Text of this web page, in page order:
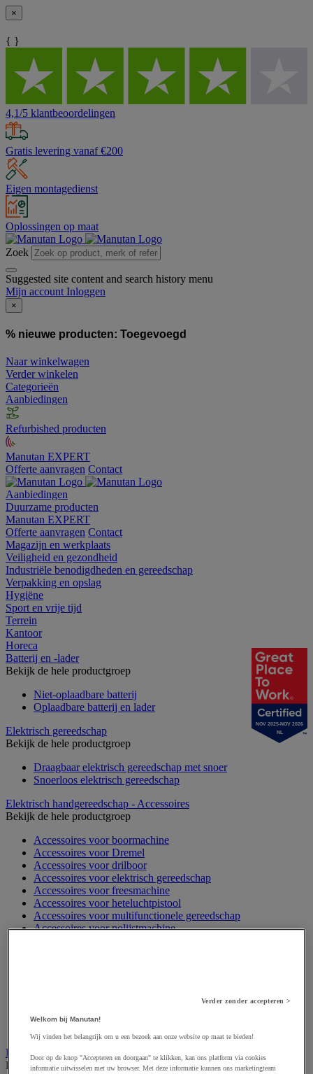
×
{ }
4,1/5 klantbeoordelingen
Gratis levering vanaf €200
Eigen montagedienst
Oplossingen op maat
Zoek
Suggested site content and search history menu
Mijn account Inloggen
×
% nieuwe producten: Toegevoegd
Naar winkelwagen
Verder winkelen
Categorieën
Aanbiedingen
Refurbished producten
Manutan EXPERT
Offerte aanvragen Contact
Aanbiedingen
Duurzame producten
Manutan EXPERT
Offerte aanvragen Contact
Magazijn en werkplaats
Veiligheid en gezondheid
Industriële benodigdheden en gereedschap
Verpakking en opslag
Hygiëne
Sport en vrije tijd
Terrein
Kantoor
Horeca
Batterij en -lader
Bekijk de hele productgroep
Niet-oplaadbare batterij
Oplaadbare batterij en lader
Elektrisch gereedschap
Bekijk de hele productgroep
Draagbaar elektrisch gereedschap met snoer
Snoerloos elektrisch gereedschap
Elektrisch handgereedschap - Accessoires
Bekijk de hele productgroep
Accessoires voor boormachine
Accessoires voor Dremel
Accessoires voor drilboor
Accessoires voor elektrisch gereedschap
Accessoires voor freesmachine
Accessoires voor heteluchtpistool
Accessoires voor multifunctionele gereedschap
Accessoires voor polijstmachine
Accessoires voor spijkermachine
Elektrische toebehoren en verlichting
Bekijk de hele productgroep
NOV 2025-NOV 2026
NL
Verder zonder accepteren >
Welkom bij Manutan!
Wij vinden het belangrijk om u een bezoek aan onze website op maat te bieden!
Door op de knop "Accepteren en doorgaan" te klikken, kan ons platform via cookies
informatie uitwisselen met uw browser. Met deze informatie kunnen ons marketingteam